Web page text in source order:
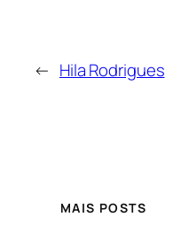
← Hila Rodrigues
MAIS POSTS